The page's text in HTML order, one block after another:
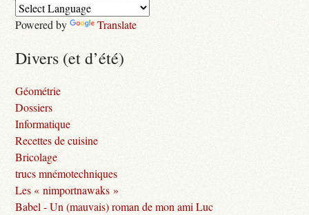
Powered by Translate
Divers (et d’été)
Géométrie
Dossiers
Informatique
Recettes de cuisine
Bricolage
trucs mnémotechniques
Les « nimportnawaks »
Babel - Un (mauvais) roman de mon ami Luc